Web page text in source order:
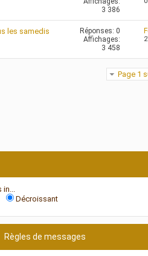
3 386
les samedis Réponses: 0
Affichages:
3 458
Page 1
Décroissant
Règles de messages